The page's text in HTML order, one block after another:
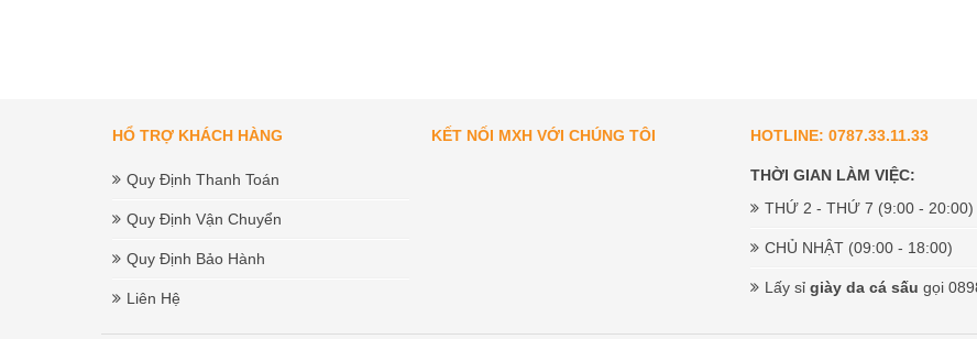
HỔ TRỢ KHÁCH HÀNG
Quy Định Thanh Toán
Quy Định Vận Chuyển
Quy Định Bảo Hành
Liên Hệ
KẾT NỐI MXH VỚI CHÚNG TÔI HOTLINE: 0787.33.11.33
THỜI GIAN LÀM VIỆC:
THỨ 2 - THỨ 7 (9:00 - 20:00)
CHỦ NHẬT (09:00 - 18:00)
Lấy sỉ giày da cá sấu gọi